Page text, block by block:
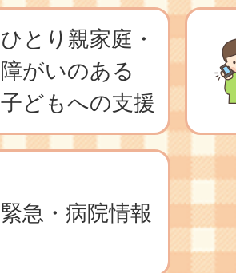
ひとり親家庭・
障がいのある
子どもへの支援
緊急・病院情報